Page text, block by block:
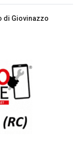
di Giovinazzo